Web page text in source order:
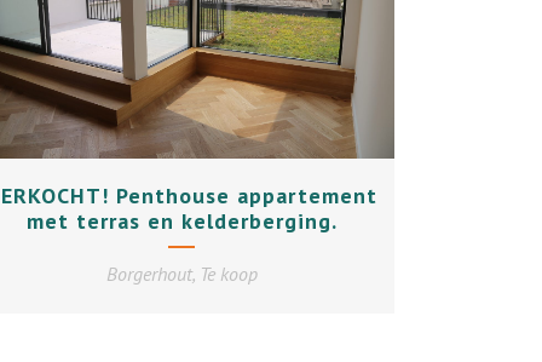
+
Penthouse appartement
met terras en kelderberging.
Borgerhout, Te koop